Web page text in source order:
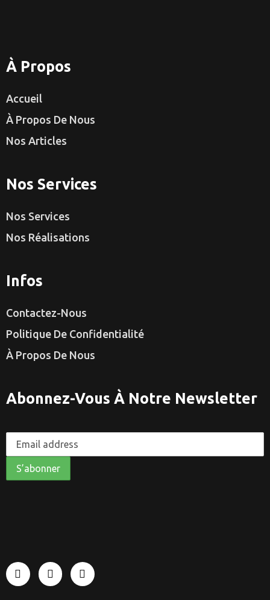
À Propos
Accueil
À Propos De Nous
Nos Articles
Nos Services
Nos Services
Nos Réalisations
Infos
Contactez-Nous
Politique De Confidentialité
À Propos De Nous
Abonnez-Vous À Notre Newsletter